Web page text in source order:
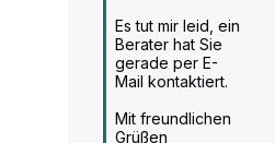
Es tut mir leid, ein
Berater hat Sie
gerade per E-
Mail kontaktiert.
Mit freundlichen
Grüßen